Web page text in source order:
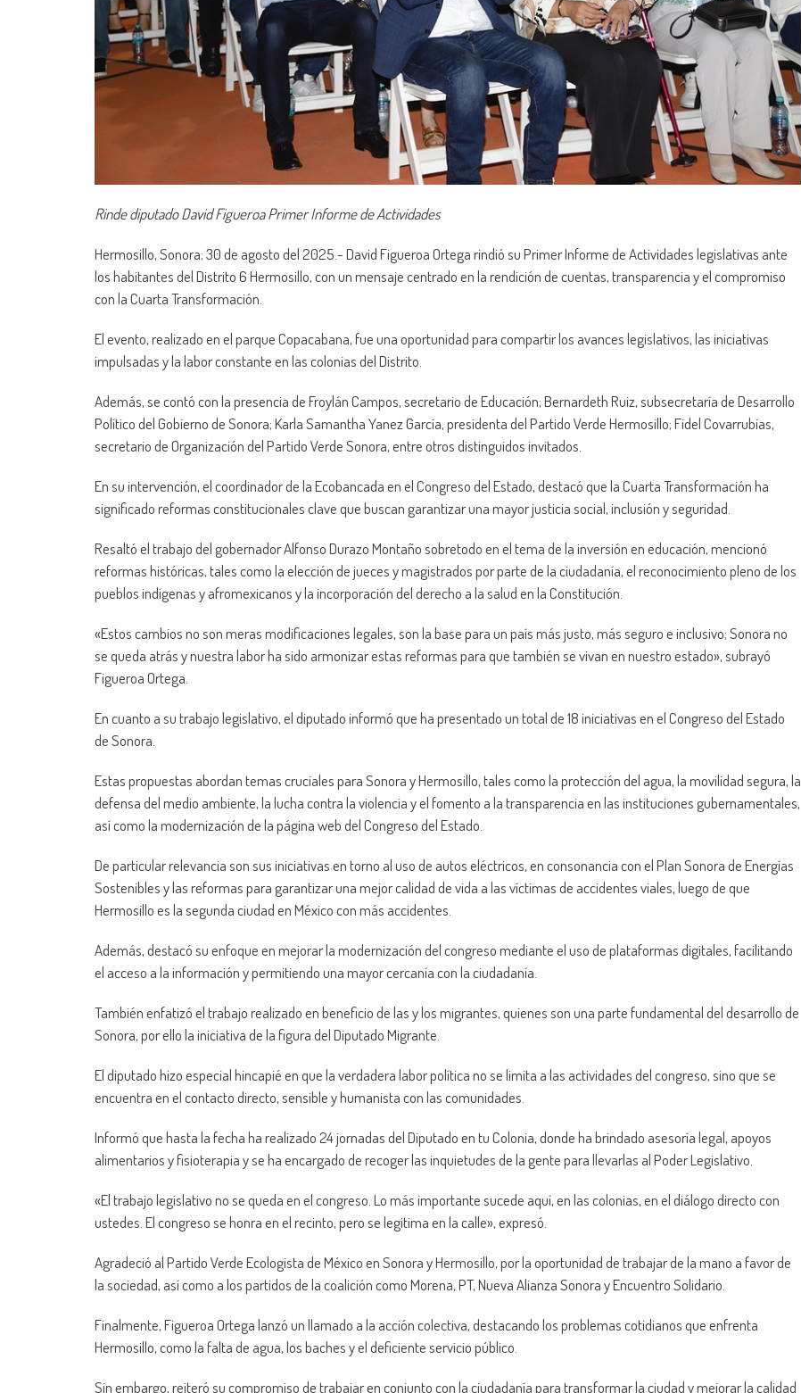
Rinde diputado David Figueroa Primer Informe de Actividades
Hermosillo, Sonora; 30 de agosto del 2025.- David Figueroa Ortega rindió su Primer Informe de Actividades legislativas ante
los habitantes del Distrito 6 Hermosillo, con un mensaje centrado en la rendición de cuentas, transparencia y el compromiso
con la Cuarta Transformación.
El evento, realizado en el parque Copacabana, fue una oportunidad para compartir los avances legislativos, las iniciativas
impulsadas y la labor constante en las colonias del Distrito.
Además, se contó con la presencia de Froylán Campos, secretario de Educación; Bernardeth Ruiz, subsecretaría de Desarrollo
Político del Gobierno de Sonora; Karla Samantha Yanez García, presidenta del Partido Verde Hermosillo; Fidel Covarrubias,
secretario de Organización del Partido Verde Sonora, entre otros distinguidos invitados.
En su intervención, el coordinador de la Ecobancada en el Congreso del Estado, destacó que la Cuarta Transformación ha
significado reformas constitucionales clave que buscan garantizar una mayor justicia social, inclusión y seguridad.
Resaltó el trabajo del gobernador Alfonso Durazo Montaño sobretodo en el tema de la inversión en educación, mencionó
reformas históricas, tales como la elección de jueces y magistrados por parte de la ciudadanía, el reconocimiento pleno de los
pueblos indígenas y afromexicanos y la incorporación del derecho a la salud en la Constitución.
«Estos cambios no son meras modificaciones legales, son la base para un país más justo, más seguro e inclusivo; Sonora no
se queda atrás y nuestra labor ha sido armonizar estas reformas para que también se vivan en nuestro estado», subrayó
Figueroa Ortega.
En cuanto a su trabajo legislativo, el diputado informó que ha presentado un total de 18 iniciativas en el Congreso del Estado
de Sonora.
Estas propuestas abordan temas cruciales para Sonora y Hermosillo, tales como la protección del agua, la movilidad segura, la
defensa del medio ambiente, la lucha contra la violencia y el fomento a la transparencia en las instituciones gubernamentales,
así como la modernización de la página web del Congreso del Estado.
De particular relevancia son sus iniciativas en torno al uso de autos eléctricos, en consonancia con el Plan Sonora de Energías
Sostenibles y las reformas para garantizar una mejor calidad de vida a las víctimas de accidentes viales, luego de que
Hermosillo es la segunda ciudad en México con más accidentes.
Además, destacó su enfoque en mejorar la modernización del congreso mediante el uso de plataformas digitales, facilitando
el acceso a la información y permitiendo una mayor cercanía con la ciudadanía.
También enfatizó el trabajo realizado en beneficio de las y los migrantes, quienes son una parte fundamental del desarrollo de
Sonora, por ello la iniciativa de la figura del Diputado Migrante.
El diputado hizo especial hincapié en que la verdadera labor política no se limita a las actividades del congreso, sino que se
encuentra en el contacto directo, sensible y humanista con las comunidades.
Informó que hasta la fecha ha realizado 24 jornadas del Diputado en tu Colonia, donde ha brindado asesoría legal, apoyos
alimentarios y fisioterapia y se ha encargado de recoger las inquietudes de la gente para llevarlas al Poder Legislativo.
«El trabajo legislativo no se queda en el congreso. Lo más importante sucede aquí, en las colonias, en el diálogo directo con
ustedes. El congreso se honra en el recinto, pero se legitima en la calle», expresó.
Agradeció al Partido Verde Ecologista de México en Sonora y Hermosillo, por la oportunidad de trabajar de la mano a favor de
la sociedad, así como a los partidos de la coalición como Morena, PT, Nueva Alianza Sonora y Encuentro Solidario.
Finalmente, Figueroa Ortega lanzó un llamado a la acción colectiva, destacando los problemas cotidianos que enfrenta
Hermosillo, como la falta de agua, los baches y el deficiente servicio público.
Sin embargo, reiteró su compromiso de trabajar en conjunto con la ciudadanía para transformar la ciudad y mejorar la calidad